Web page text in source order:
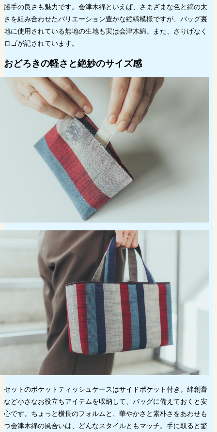
勝手の良さも魅力です。会津木綿といえば、さまざまな色と縞の太
さを組み合わせたバリエーション豊かな縦縞模様ですが、バッグ裏
地に使用されている無地の生地も実は会津木綿。また、さりげなく
ロゴが記されています。
おどろきの軽さと絶妙のサイズ感
セットのポケットティッシュケースはサイドポケット付き。絆創膏
など小さなお役立ちアイテムを収納して、バッグに備えておくと安
心です。ちょっと横長のフォルムと、華やかさと素朴さをあわせも
つ会津木綿の風合いは、どんなスタイルともマッチ。手に取ると驚